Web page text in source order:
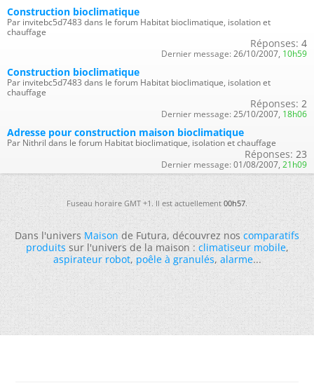
Construction bioclimatique
Par invitebc5d7483 dans le forum Habitat bioclimatique, isolation et
chauffage
Réponses: 4
Dernier message: 26/10/2007, 10h59
Construction bioclimatique
Par invitebc5d7483 dans le forum Habitat bioclimatique, isolation et
chauffage
Réponses: 2
Dernier message: 25/10/2007, 18h06
Adresse pour construction maison bioclimatique
Par Nithril dans le forum Habitat bioclimatique, isolation et chauffage
Réponses: 23
Dernier message: 01/08/2007, 21h09
Fuseau horaire GMT +1. Il est actuellement00h57.
Dans l'universMaisonde Futura, découvrez noscomparatifs
produitssur l'univers de la maison :climatiseur mobile,
aspirateur robot,poêle à granulés,alarme...